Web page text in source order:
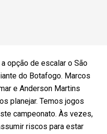
opção de escalar o São
do Botafogo. Marcos
e Anderson Martins
planejar. Temos jogos
campeonato. Às vezes,
riscos para estar